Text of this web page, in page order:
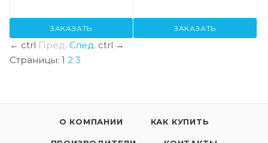
ЗАКАЗАТЬ ЗАКАЗАТЬ
← ctrl Пред. След. ctrl →
Страницы: 1 2 3
О КОМПАНИИ КАК КУПИТЬ